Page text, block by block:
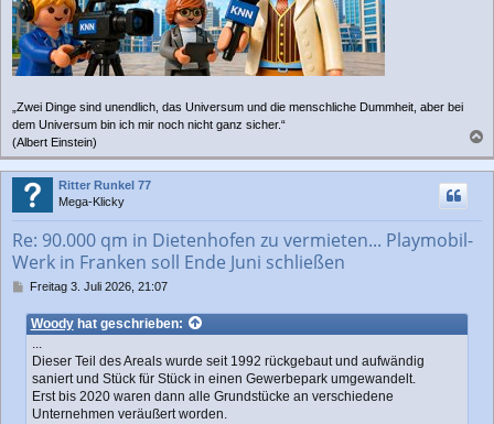
„Zwei Dinge sind unendlich, das Universum und die menschliche Dummheit, aber bei
dem Universum bin ich mir noch nicht ganz sicher.“
(Albert Einstein)
a
c
Ritter Runkel 77
Mega-Klicky
Re: 90.000 qm in Dietenhofen zu vermieten... Playmobil-
Werk in Franken soll Ende Juni schließen
B
i
t
Freitag 3. Juli 2026, 21:07
Woodyhat geschrieben:
...
Dieser Teil des Areals wurde seit 1992 rückgebaut und aufwändig
saniert und Stück für Stück in einen Gewerbepark umgewandelt.
Erst bis 2020 waren dann alle Grundstücke an verschiedene
Unternehmen veräußert worden.